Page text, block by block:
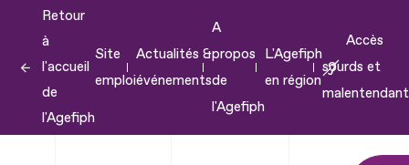
contenu
Retour
à
l'accueil
de
l'Agefiph
Site
emploi
Actualités &
événements
A
propos
de
l'Agefiph
L'Agefiph
en région
Accès
sourds et